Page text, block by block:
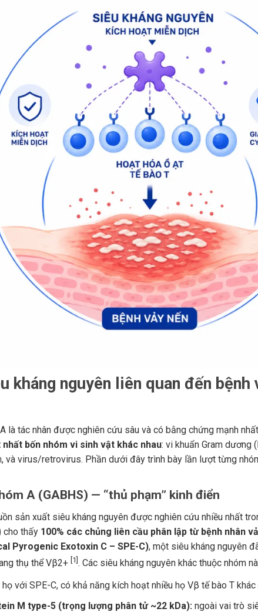
kháng nguyên liên quan đến bệnh
là tác nhân được nghiên cứu sâu và có bằng chứng mạnh
nhất bốn nhóm vi sinh vật khác nhau: vi khuẩn Gram dương
và virus/retrovirus. Phần dưới đây trình bày lần lượt từng
A (GABHS) — “thủ phạm” kinh điển
sản xuất siêu kháng nguyên được nghiên cứu nhiều nhất
cho thấy 100% các chủng liên cầu phân lập từ bệnh nhân
Pyrogenic Exotoxin C – SPE-C), một siêu kháng nguyên
thụ thể Vβ2+[1]. Các siêu kháng nguyên khác thuộc nhóm
họ với SPE-C, có khả năng kích hoạt nhiều họ Vβ tế bào T khác
M type-5 (trọng lượng phân tử ~22 kDa): ngoài vai trò